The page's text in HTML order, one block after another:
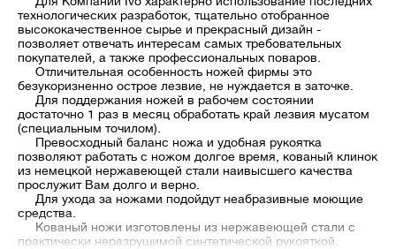
технологических разработок, тщательно отобранное
высококачественное сырье и прекрасный дизайн -
позволяет отвечать интересам самых требовательных
покупателей, а также профессиональных поваров.
Отличительная особенность ножей фирмы это
безукоризненно острое лезвие, не нуждается в заточке.
Для поддержания ножей в рабочем состоянии
достаточно 1 раз в месяц обработать край лезвия мусатом
(специальным точилом).
Превосходный баланс ножа и удобная рукоятка
позволяют работать с ножом долгое время, кованый клинок
из немецкой нержавеющей стали наивысшего качества
прослужит Вам долго и верно.
Для ухода за ножами подойдут неабразивные моющие
средства.
Кованый ножи изготовлены из нержавеющей стали с
практически неразрушимой синтетической рукояткой.